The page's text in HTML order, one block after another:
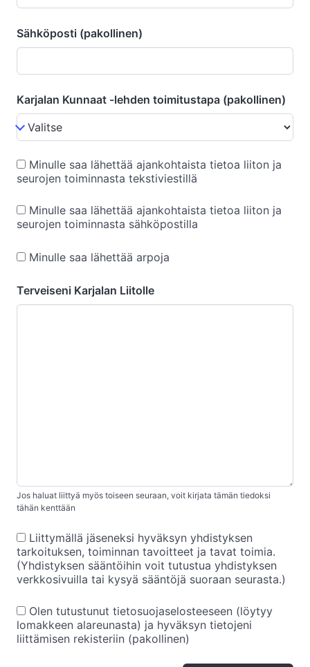
Sähköposti (pakollinen)
Karjalan Kunnaat -lehden toimitustapa (pakollinen)
Minulle saa lähettää ajankohtaista tietoa liiton ja
seurojen toiminnasta tekstiviestillä
Minulle saa lähettää ajankohtaista tietoa liiton ja
seurojen toiminnasta sähköpostilla
Minulle saa lähettää arpoja
Terveiseni Karjalan Liitolle
Jos haluat liittyä myös toiseen seuraan, voit kirjata tämän tiedoksi
tähän kenttään
Liittymällä jäseneksi hyväksyn yhdistyksen
tarkoituksen, toiminnan tavoitteet ja tavat toimia.
(Yhdistyksen sääntöihin voit tutustua yhdistyksen
verkkosivuilla tai kysyä sääntöjä suoraan seurasta.)
Olen tutustunut tietosuojaselosteeseen (löytyy
lomakkeen alareunasta) ja hyväksyn tietojeni
liittämisen rekisteriin (pakollinen)